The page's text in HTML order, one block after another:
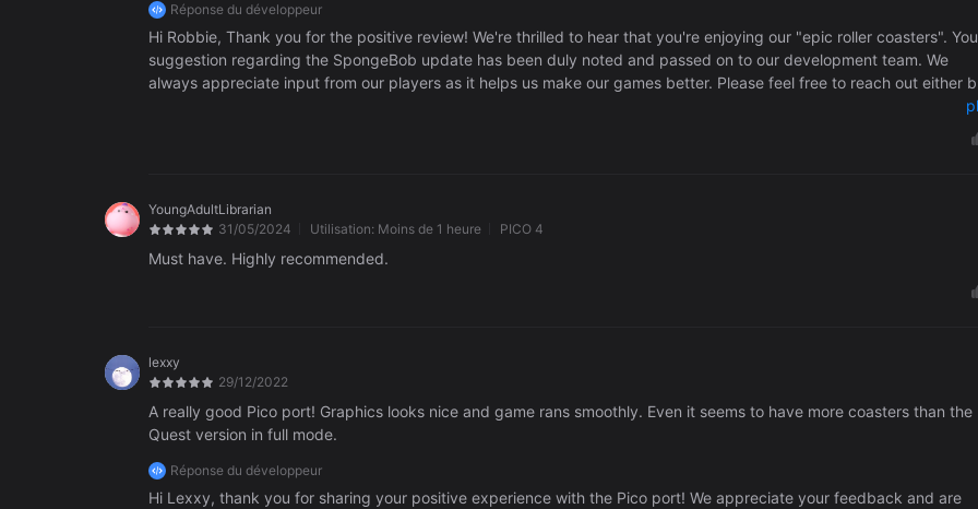
Réponse du développeur
Hi Robbie, Thank you for the positive review! We're thrilled to hear that you're enjoying our "epic roller coasters". Your
suggestion regarding the SpongeBob update has been duly noted and passed on to our development team. We
always appreciate input from our players as it helps us make our games better. Please feel free to reach out either
YoungAdultLibrarian
31/05/2024
Utilisation: Moins de 1 heure PICO 4
Must have. Highly recommended.
lexxy
29/12/2022
A really good Pico port! Graphics looks nice and game rans smoothly. Even it seems to have more coasters than the
Quest version in full mode.
Réponse du développeur
Hi Lexxy, thank you for sharing your positive experience with the Pico port! We appreciate your feedback and are